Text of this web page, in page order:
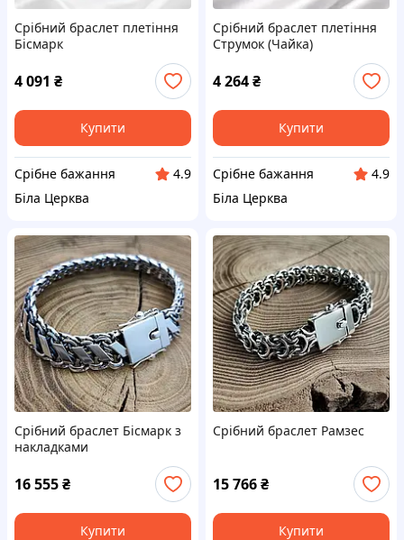
Срібний браслет плетіння
Бісмарк
4 091 ₴
Купити
Срібне бажання
4.9
Біла Церква
Срібний браслет плетіння
Струмок (Чайка)
4 264₴
Купити
Срібне бажання
4.9
Біла Церква
Срібний браслет Бісмарк з
накладками
16 555₴
Купити
Срібний браслет Рамзес
15 766₴
Купити